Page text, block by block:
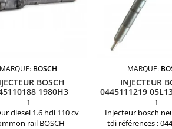
MARQUE: BOSCH
BOSCH
1980H3
1
diesel 1.6 hdi 110 cv
rail BOSCH
MARQUE:
INJECTEUR
0445111219
TDI1
Injecteur bosch
tdi références :